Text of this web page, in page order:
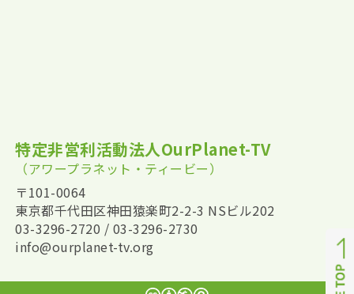
特定非営利活動法人OurPlanet-TV
（アワープラネット・ティービー）
〒101-0064
東京都千代田区神田猿楽町2-2-3 NSビル202
03-3296-2720 / 03-3296-2730
info@ourplanet-tv.org